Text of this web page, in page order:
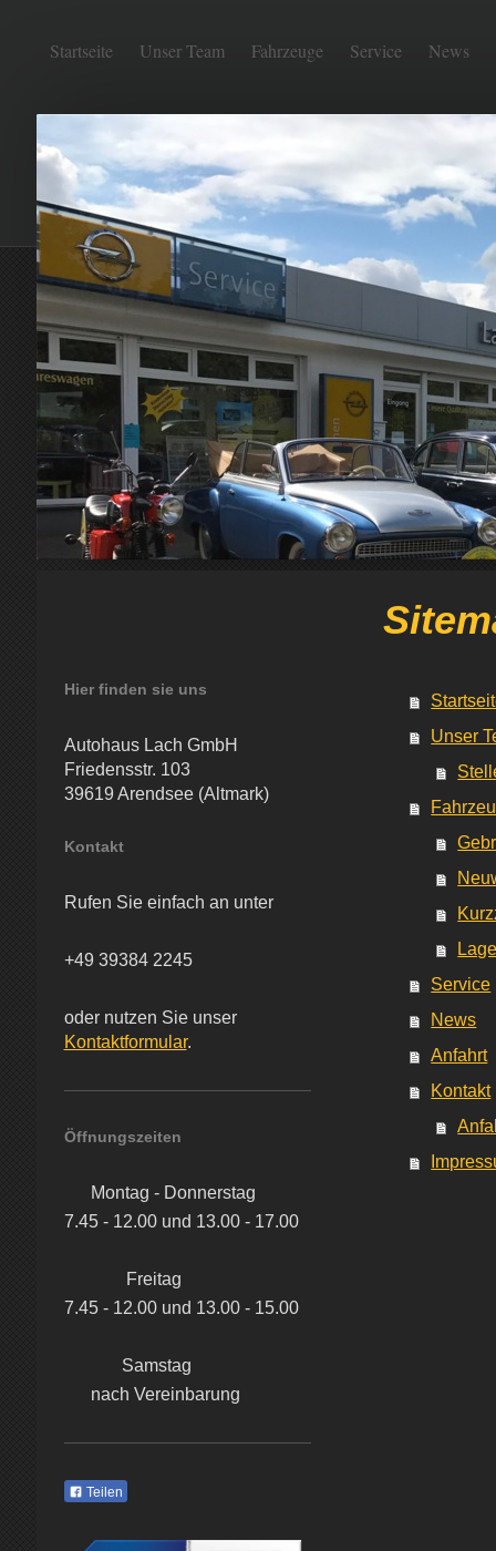
Startseite Unser Team Fahrzeuge Service News
Unser
Service
News
Anfahrt
Kontakt
Hier finden sie uns
Autohaus Lach GmbH
Friedensstr. 103
39619 Arendsee (Altmark)
Kontakt
Rufen Sie einfach an unter
+49 39384 2245
oder nutzen Sie unser
Kontaktformular.
Öffnungszeiten
Montag - Donnerstag
7.45 - 12.00 und 13.00 - 17.00
Freitag
7.45 - 12.00 und 13.00 - 15.00
Samstag
nach Vereinbarung
Teilen